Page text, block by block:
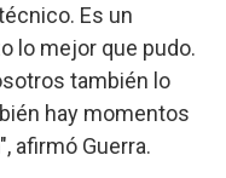
Es un
lo mejor que pudo.
también lo
hay momentos
afirmó Guerra.